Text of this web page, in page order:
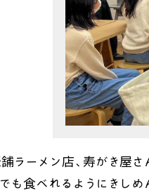
ラーメン店、寿がき屋
も食べれるようにきしめ